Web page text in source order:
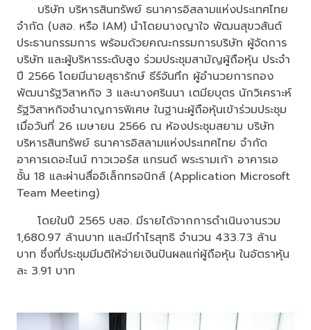
บริษัท บริหารสินทรัพย์ ธนาคารอิสลามแห่งประเทศไทย
จำกัด (บสอ. หรือ IAM) นำโดยนางญาใจ พัฒนสุขวสันต์
ประธานกรรมการ พร้อมด้วยคณะกรรมการบริษัท ผู้จัดการ
บริษัท และผู้บริหารระดับสูง ร่วมประชุมสามัญผู้ถือหุ้น ประจำ
ปี 2566 โดยมีนายสุธารักษ์ ธีร์จันทึก ผู้อำนวยการกอง
พัฒนารัฐวิสาหกิจ 3 และนางศรินนา เตมียบุตร นักวิเคราะห์
รัฐวิสาหกิจชำนาญการพิเศษ ในฐานะผู้ถือหุ้นเข้าร่วมประชุม
เมื่อวันที่ 26 เมษายน 2566 ณ ห้องประชุมสยาม บริษัท
บริหารสินทรัพย์ ธนาคารอิสลามแห่งประเทศไทย จำกัด
อาคารเดอะไนน์ ทาวเวอร์ส แกรนด์ พระรามเก้า อาคารเอ
ชั้น 18 และผ่านสื่ออิเล็กทรอนิกส์ (Application Microsoft
Team Meeting)
โดยในปี 2565 บสอ. มีรายได้จากการดำเนินงานรวม
1,680.97 ล้านบาท และมีกำไรสุทธิ จำนวน 433.73 ล้าน
บาท ซึ่งที่ประชุมมีมติให้จ่ายเงินปันผลแก่ผู้ถือหุ้น ในอัตราหุ้น
ละ 3.91 บาท